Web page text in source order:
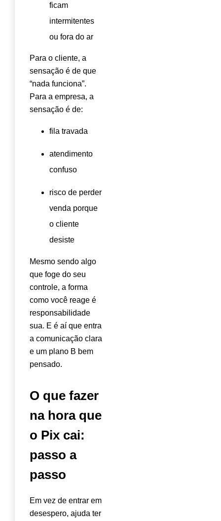
ficam
intermitentes
ou fora do ar
Para o cliente, a
sensação é de que
“nada funciona”.
Para a empresa, a
sensação é de:
fila travada
atendimento
confuso
risco de perder
venda porque
o cliente
desiste
Mesmo sendo algo
que foge do seu
controle, a forma
como você reage é
responsabilidade
sua. E é aí que entra
a comunicação clara
e um plano B bem
pensado.
O que fazer
na hora que
o Pix cai:
passo a
passo
Em vez de entrar em
desespero, ajuda ter